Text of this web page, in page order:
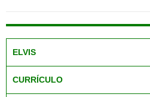
ELVIS
CURRÍCULO